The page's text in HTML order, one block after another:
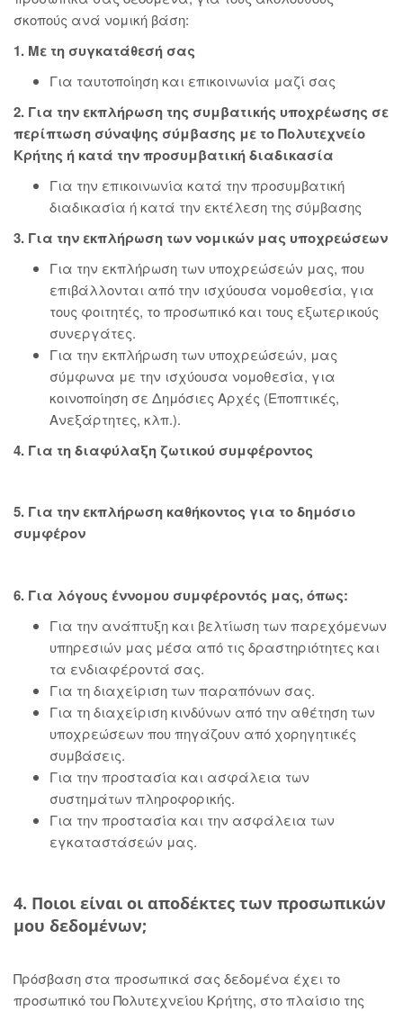
σκοπούς ανά νομική βάση:
1. Με τη συγκατάθεσή σας
Για ταυτοποίηση και επικοινωνία μαζί σας
2. Για την εκπλήρωση της συμβατικής υποχρέωσης σε
περίπτωση σύναψης σύμβασης με το Πολυτεχνείο
Κρήτης ή κατά την προσυμβατική διαδικασία
Για την επικοινωνία κατά την προσυμβατική
διαδικασία ή κατά την εκτέλεση της σύμβασης
3. Για την εκπλήρωση των νομικών μας υποχρεώσεων
Για την εκπλήρωση των υποχρεώσεών μας, που
επιβάλλονται από την ισχύουσα νομοθεσία, για
τους φοιτητές, το προσωπικό και τους εξωτερικούς
συνεργάτες.
Για την εκπλήρωση των υποχρεώσεών, μας
σύμφωνα με την ισχύουσα νομοθεσία, για
κοινοποίηση σε Δημόσιες Αρχές (Εποπτικές,
Ανεξάρτητες, κλπ.).
4. Για τη διαφύλαξη ζωτικού συμφέροντος
5. Για την εκπλήρωση καθήκοντος για το δημόσιο
συμφέρον
6. Για λόγους έννομου συμφέροντός μας, όπως:
Για την ανάπτυξη και βελτίωση των παρεχόμενων
υπηρεσιών μας μέσα από τις δραστηριότητες και
τα ενδιαφέροντά σας.
Για τη διαχείριση των παραπόνων σας.
Για τη διαχείριση κινδύνων από την αθέτηση των
υποχρεώσεων που πηγάζουν από χορηγητικές
συμβάσεις.
Για την προστασία και ασφάλεια των
συστημάτων πληροφορικής.
Για την προστασία και την ασφάλεια των
εγκαταστάσεών μας.
4. Ποιοι είναι οι αποδέκτες των προσωπικών
μου δεδομένων;
Πρόσβαση στα προσωπικά σας δεδομένα έχει το
προσωπικό του Πολυτεχνείου Κρήτης, στο πλαίσιο της